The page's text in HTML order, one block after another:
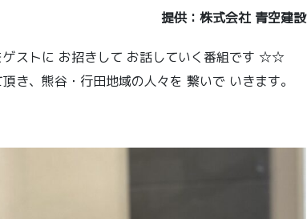
提供：株式会社 青空建設
ストに お招きして お話していく番組です ☆☆
き、熊谷・行田地域の人々を 繋いで いきます。